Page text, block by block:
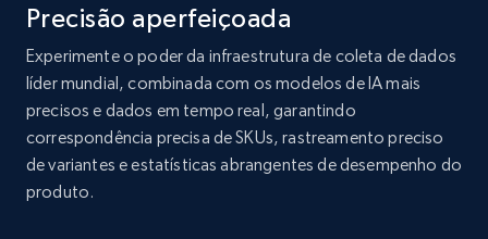
Home Depot US - Discover products by
specified UPC
URL, Domain, Country code, Model number,
Sku, Product id, Product name, Manufacturer,
Precisão aperfeiçoada
Experimente o poder da infraestrutura de coleta de dados
líder mundial, combinada com os modelos de IA mais
precisos e dados em tempo real, garantindo
correspondência precisa de SKUs, rastreamento preciso
de variantes e estatísticas abrangentes de desempenho do
produto.